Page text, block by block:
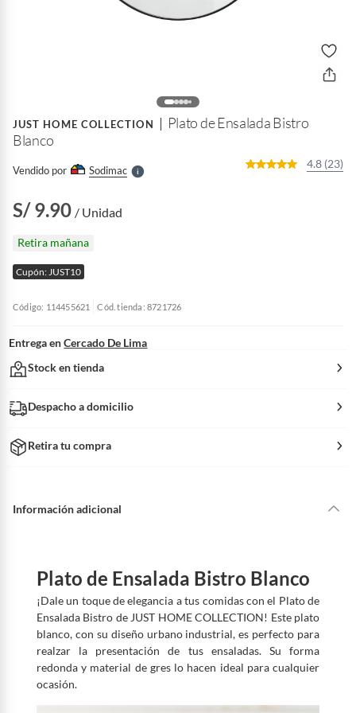
JUST HOME COLLECTION
Plato de Ensalada Bistro
Blanco
Vendido por SodimacS
e
4.8 (23)
S/ 9.90 / Unidad
Retira mañana
Cupón: JUST10
Código: 114455621 Cód. tienda: 8721726
Entrega en Cercado De Lima
Stock en tienda
Despacho a domicilio
Retira tu compra
Información adicional
Plato de Ensalada Bistro Blanco
¡Dale un toque de elegancia a tus comidas con el Plato de
Ensalada Bistro de JUST HOME COLLECTION! Este plato
blanco, con su diseño urbano industrial, es perfecto para
realzar la presentación de tus ensaladas. Su forma
redonda y material de gres lo hacen ideal para cualquier
ocasión.